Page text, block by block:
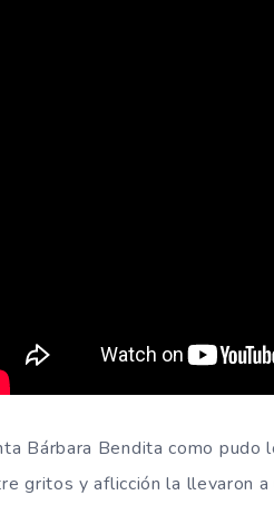
Bárbara Bendita como pudo
gritos y aflicción la llevaron